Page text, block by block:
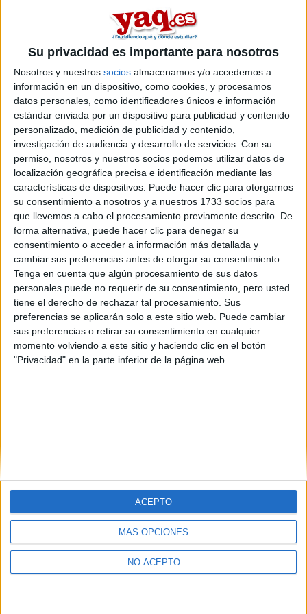
Su privacidad es importante para nosotros
Nosotros y nuestros socios almacenamos y/o accedemos a
información en un dispositivo, como cookies, y procesamos
datos personales, como identificadores únicos e información
estándar enviada por un dispositivo para publicidad y contenido
personalizado, medición de publicidad y contenido,
investigación de audiencia y desarrollo de servicios. Con su
permiso, nosotros y nuestros socios podemos utilizar datos de
localización geográfica precisa e identificación mediante las
características de dispositivos. Puede hacer clic para otorgarnos
su consentimiento a nosotros y a nuestros 1733 socios para
que llevemos a cabo el procesamiento previamente descrito. De
forma alternativa, puede hacer clic para denegar su
consentimiento o acceder a información más detallada y
cambiar sus preferencias antes de otorgar su consentimiento.
Tenga en cuenta que algún procesamiento de sus datos
personales puede no requerir de su consentimiento, pero usted
tiene el derecho de rechazar tal procesamiento. Sus
preferencias se aplicarán solo a este sitio web. Puede cambiar
sus preferencias o retirar su consentimiento en cualquier
momento volviendo a este sitio y haciendo clic en el botón
"Privacidad" en la parte inferior de la página web.
MÁS OPCIONES
NO ACEPTO
ACEPTO
Hola otra vez! He escuchado que en estos últimos años se
estan impartiendo en España cursos de protocolo, pero
existen carreras de protocolo? ¿Hay en Andalucía? ¿Creeis
que esta carrera(si existe) tiene salidas profesionales?
Gracias a todos, un beso ^^
Inicio
Etiquetas: La universidad - un mundo
Quiénes somos|Contactar|Anúnciate
Politica de privacidad |Condiciones generales
de cookies
Compás Mediterráneo S.L.